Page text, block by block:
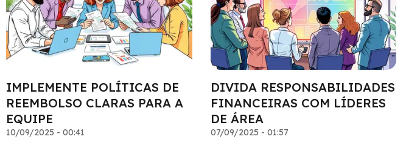
IMPLEMENTE POLÍTICAS DE
REEMBOLSO CLARAS PARA A
EQUIPE
10/09/2025 - 00:41
DIVIDA RESPONSABILIDADES
FINANCEIRAS COM LÍDERES
DE ÁREA
07/09/2025 - 01:57